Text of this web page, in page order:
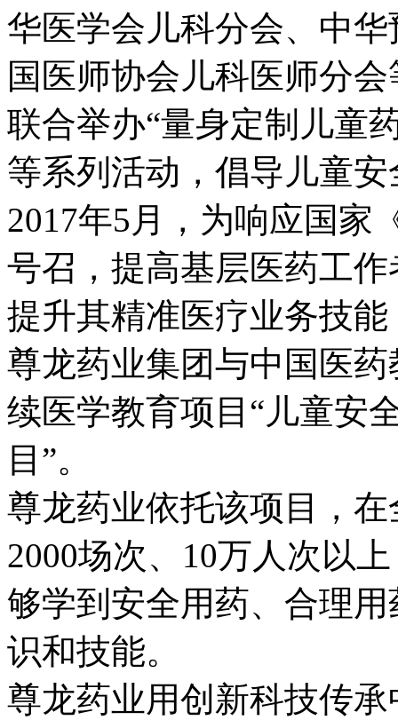
华医学会儿科分会、中
国医师协会儿科医师分
联合举办“量身定制儿童
等系列活动，倡导儿童
2017年5月，为响应国家
号召，提高基层医药工
提升其精准医疗业务技能
尊龙药业集团与中国医
续医学教育项目“儿童安
目”。
尊龙药业依托该项目，
2000场次、10万人次以
够学到安全用药、合理
识和技能。
尊龙药业用创新科技传